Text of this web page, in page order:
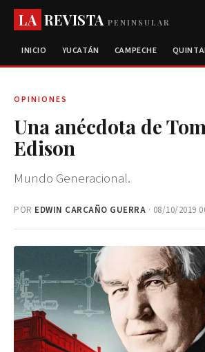
LA REVISTAPENINSULAR
INICIO YUCATÁN CAMPECHE
OPINIONES
Una anécdota de
Edison
Mundo Generacional.
POR EDWIN CARCAÑO GUERRA · 08/10/2019